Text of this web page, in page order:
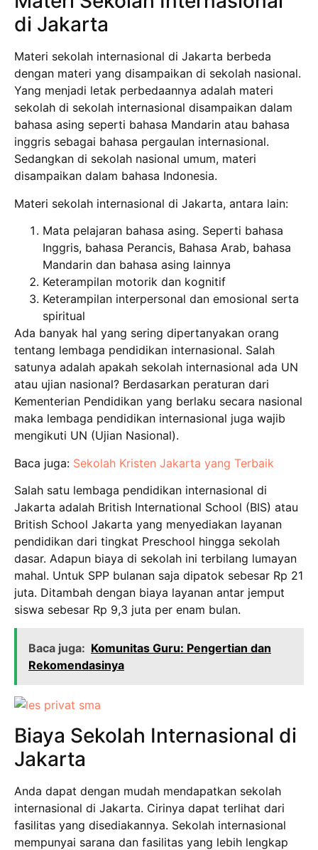
di Jakarta
Materi sekolah internasional di Jakarta berbeda
dengan materi yang disampaikan di sekolah nasional.
Yang menjadi letak perbedaannya adalah materi
sekolah di sekolah internasional disampaikan dalam
bahasa asing seperti bahasa Mandarin atau bahasa
inggris sebagai bahasa pergaulan internasional.
Sedangkan di sekolah nasional umum, materi
disampaikan dalam bahasa Indonesia.
Materi sekolah internasional di Jakarta, antara lain:
Mata pelajaran bahasa asing. Seperti bahasa
Inggris, bahasa Perancis, Bahasa Arab, bahasa
Mandarin dan bahasa asing lainnya
Keterampilan motorik dan kognitif
Keterampilan interpersonal dan emosional serta
spiritual
Ada banyak hal yang sering dipertanyakan orang
tentang lembaga pendidikan internasional. Salah
satunya adalah apakah sekolah internasional ada UN
atau ujian nasional? Berdasarkan peraturan dari
Kementerian Pendidikan yang berlaku secara nasional
maka lembaga pendidikan internasional juga wajib
mengikuti UN (Ujian Nasional).
Baca juga: Sekolah Kristen Jakarta yang Terbaik
Salah satu lembaga pendidikan internasional di
Jakarta adalah British International School (BIS) atau
British School Jakarta yang menyediakan layanan
pendidikan dari tingkat Preschool hingga sekolah
dasar. Adapun biaya di sekolah ini terbilang lumayan
mahal. Untuk SPP bulanan saja dipatok sebesar Rp 21
juta. Ditambah dengan biaya layanan antar jemput
siswa sebesar Rp 9,3 juta per enam bulan.
Baca juga: Komunitas Guru: Pengertian dan
Rekomendasinya
Biaya Sekolah Internasional di
Jakarta
Anda dapat dengan mudah mendapatkan sekolah
internasional di Jakarta. Cirinya dapat terlihat dari
fasilitas yang disediakannya. Sekolah internasional
mempunyai sarana dan fasilitas yang lebih lengkap